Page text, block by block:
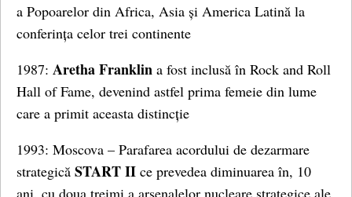
a Popoarelor din Africa, Asia și America Latină la
conferința celor trei continente
1987: Aretha Franklin a fost inclusă în Rock and Roll
Hall of Fame, devenind astfel prima femeie din lume
care a primit aceasta distincție
1993: Moscova – Parafarea acordului de dezarmare
strategică START II ce prevedea diminuarea în, 10
ani, cu doua treimi a arsenalelor nucleare strategice ale